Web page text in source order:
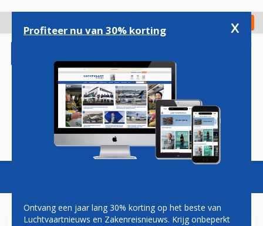
gaan
Check in
Magazine Podcasts Vacatures
Profiteer nu van 30% korting x
Ontvang een jaar lang 30% korting op het beste van
Luchtvaartnieuws en Zakenreisnieuws. Krijg onbeperkt